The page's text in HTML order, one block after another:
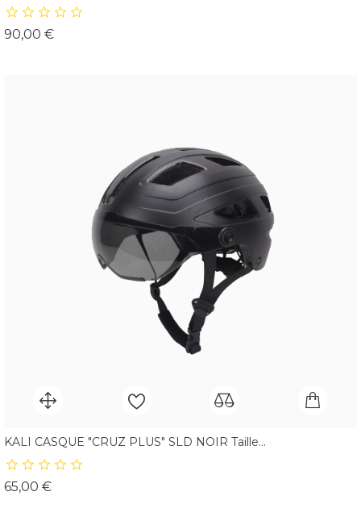
90,00 €Prix
KALI CASQUE "CRUZ PLUS" SLD NOIR Taille...
65,00 €Prix